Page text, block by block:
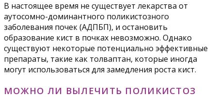
В настоящее время не существует лекарства от
аутосомно-доминантного поликистозного
заболевания почек (АДПБП), и остановить
образование кист в почках невозможно. Однако
существуют некоторые потенциально эффективные
препараты, такие как толваптан, которые иногда
могут использоваться для замедления роста кист.
МОЖНО ЛИ ВЫЛЕЧИТЬ ПОЛИКИСТОЗ